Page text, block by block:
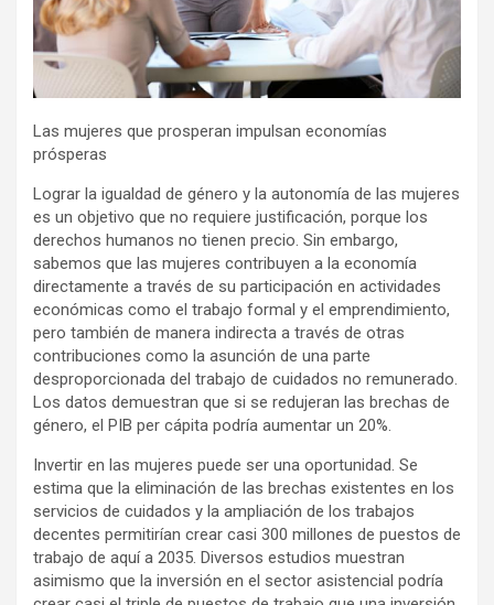
Las mujeres que prosperan impulsan economías
prósperas
Lograr la igualdad de género y la autonomía de las mujeres
es un objetivo que no requiere justificación, porque los
derechos humanos no tienen precio. Sin embargo,
sabemos que las mujeres contribuyen a la economía
directamente a través de su participación en actividades
económicas como el trabajo formal y el emprendimiento,
pero también de manera indirecta a través de otras
contribuciones como la asunción de una parte
desproporcionada del trabajo de cuidados no remunerado.
Los datos demuestran que si se redujeran las brechas de
género, el PIB per cápita podría aumentar un 20%.
Invertir en las mujeres puede ser una oportunidad. Se
estima que la eliminación de las brechas existentes en los
servicios de cuidados y la ampliación de los trabajos
decentes permitirían crear casi 300 millones de puestos de
trabajo de aquí a 2035. Diversos estudios muestran
asimismo que la inversión en el sector asistencial podría